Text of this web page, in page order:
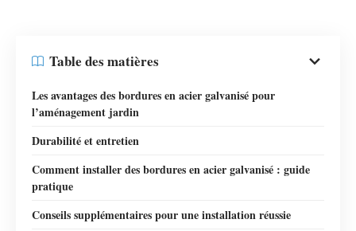
Table des matières
Les avantages des bordures en acier galvanisé pour
l’aménagement jardin
Durabilité et entretien
Comment installer des bordures en acier galvanisé : guide
pratique
Conseils supplémentaires pour une installation réussie